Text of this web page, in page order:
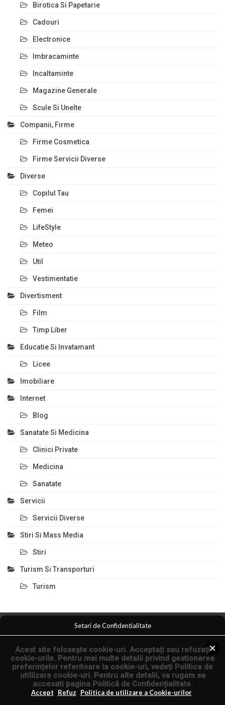
Birotica Si Papetarie
Cadouri
Electronice
Imbracaminte
Incaltaminte
Magazine Generale
Scule Si Unelte
Companii, Firme
Firme Cosmetica
Firme Servicii Diverse
Diverse
Copilul Tau
Femei
LifeStyle
Meteo
Util
Vestimentatie
Divertisment
Film
Timp Liber
Educatie Si Invatamant
Licee
Imobiliare
Internet
Blog
Sanatate Si Medicina
Clinici Private
Medicina
Sanatate
Servicii
Servicii Diverse
Stiri Si Mass Media
Stiri
Turism Si Transporturi
Turism
Comert Si Magazine Magazin Online
Anunturi Servicii
Anunturi Online
Arta Fotografica
© 2026 - Articole Seo si Comunicate de Presa.
Articol.co.ro
Setari de Confidentialitate
Acest site folosește cookie-uri. Acceptați sau refuzați
cookie-urile. Pentru mai multe detalii privind gestionarea
preferințelor referitoare la cookie-uri, vedeți Politica de
utillizare cookie-uri. Pentru alte detalii, va rugam sa
accesati pagina Politică de Confidențialitate.
Accept Refuz Politica de utilizare a Cookie-urilor